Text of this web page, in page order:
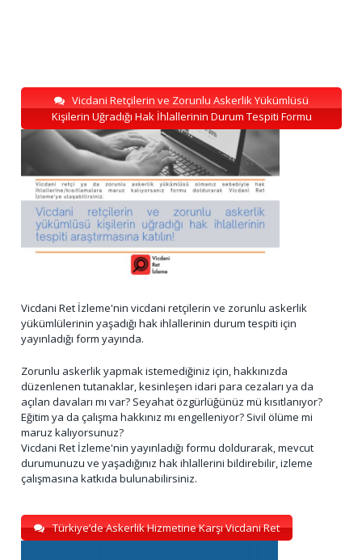
Vicdani Retçilerin ve Zorunlu Askerlik Yükümlüsü
Kişilerin Uğradığı Hak İhlallerinin Durum Tespiti Formu
Vicdani Ret İzleme'nin vicdani retçilerin ve zorunlu askerlik
yükümlülerinin yaşadığı hak ihlallerinin durum tespiti için
yayınladığı form yayında.
Zorunlu askerlik yapmak istemediğiniz için, hakkınızda
düzenlenen tutanaklar, kesinleşen idari para cezaları ya da
açılan davaları mı var? Seyahat özgürlüğünüz mü kısıtlanıyor?
Eğitim ya da çalışma hakkınız mı engelleniyor? Sivil ölüme mi
maruz kalıyorsunuz?
Vicdani Ret İzleme'nin yayınladığı formu doldurarak, mevcut
durumunuzu ve yaşadığınız hak ihlallerini bildirebilir, izleme
çalışmasına katkıda bulunabilirsiniz.
Türkiye’de Askerlik Hizmetine Karşı Vicdani Ret